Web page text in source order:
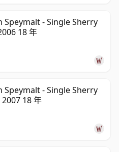
Speymalt - Single Sherry
18 年
Speymalt - Single Sherry
18 年